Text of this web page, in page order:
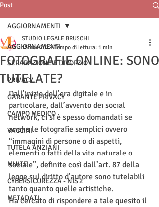
Post
AGGIORNAMENTI
SEPARAZIONE E DIVORZIO
PRIVACY
GARANTE PRIVACY
CAMPO MEDICO
VACCINI
TUTELA ANZIANI
MULTE
CYBERSICUREZZA - NIS 2
METADATI
AGGIORNAMENTI
FOTOGRAFIE ONLINE: SONO
TUTELATE?
STUDIO LEGALE BRUSCHI
15 nov 2022 Tempo di lettura: 1 min
Dall’inizio dell’era digitale e in
particolare, dall’avvento dei social
network, ci si è spesso domandati se
anche le fotografie semplici ovvero
“immagini di persone o di aspetti,
elementi o fatti della vita naturale o
sociale”, definite così dall’art. 87 della
legge sul diritto d’autore sono tutelabili
tanto quanto quelle artistiche.
Ha cercato di rispondere a tale quesito il